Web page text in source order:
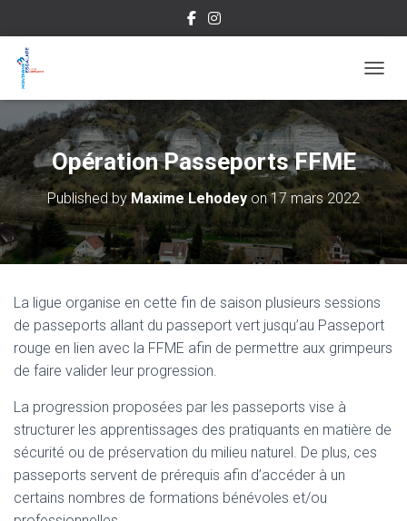
Opération Passeports FFME
Published byMaxime Lehodey on17 mars 2022
La ligue organise en cette fin de saison plusieurs sessions
de passeports allant du passeport vert jusqu’au Passeport
rouge en lien avec la FFME afin de permettre aux grimpeurs
de faire valider leur progression.
La progression proposées par les passeports vise à
structurer les apprentissages des pratiquants en matière de
sécurité ou de préservation du milieu naturel. De plus, ces
passeports servent de prérequis afin d’accéder à un
certains nombres de formations bénévoles et/ou